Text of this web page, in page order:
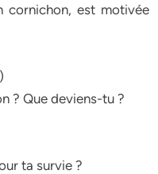
est motivée
? Que deviens-tu ?
ta survie ?